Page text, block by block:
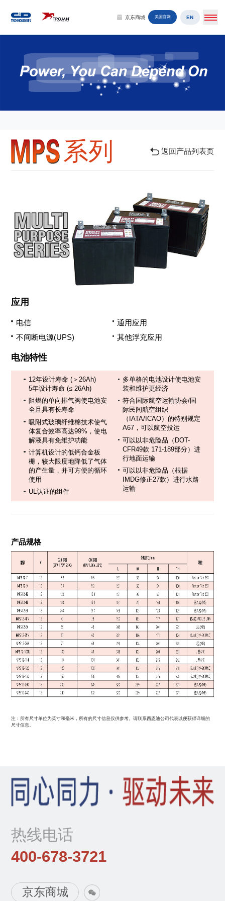
京东商城 美国官网 EN
系列 返回产品列表页
应用
电信
通用应用
不间断电源(UPS)
其他浮充应用
电池特性
12年设计寿命 (＞26Ah)
5年设计寿命 (≤ 26Ah)
阻燃的单向排气阀使电池安
全且具有长寿命
吸附式玻璃纤维棉技术使气
体复合效率高达99%，使电
解液具有免维护功能
计算机设计的低钙合金板
栅，较大限度地降低了气体
的产生量，并可方便的循环
使用
UL认证的组件
多单格的电池设计使电池安
装和维护更经济
符合国际航空运输协会/国
际民间航空组织
（IATA/ICAO）的特别规定
A67，可以航空投运
可以以非危险品（DOT-
CFR49款 171-189部分）进
行地面运输
可以以非危险品（根据
IMDG修正27款）进行水路
运输
产品规格
注：所有尺寸单位为英寸和毫米，所有的尺寸信息仅供参考。请联系西恩迪公司代表以便获得详细的
尺寸信息。
热线电话
400-678-3721
京东商城